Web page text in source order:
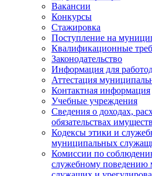
Вакансии
Конкурсы
Стажировка
Поступление на
Квалификационные
Законодательство
Информация для
Аттестация
Контактная информация
Учебные учреждения
Сведения о доходах,
обязательствах
Кодексы этики и
муниципальных
Комиссии по
служебному поведению